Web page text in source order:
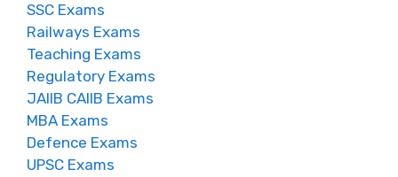
SSC Exams
Railways Exams
Teaching Exams
Regulatory Exams
JAIIB CAIIB Exams
MBA Exams
Defence Exams
UPSC Exams